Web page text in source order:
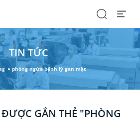
SearchOpen
TIN TỨC
phòng ngừa bệnh lý gan mật
GẮN THẺ "PHÒNG